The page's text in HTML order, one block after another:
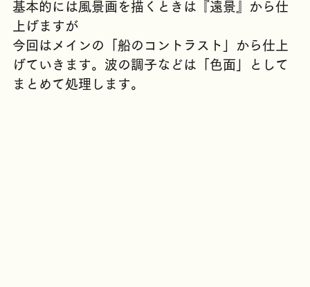
【写真上・描き出し】
基本的には風景画を描くときは『遠景』から仕
上げますが
今回はメインの「船のコントラスト」から仕上
げていきます。波の調子などは「色面」として